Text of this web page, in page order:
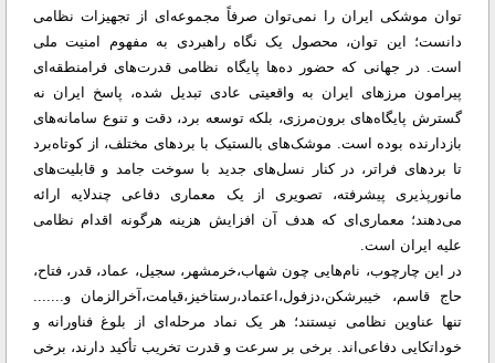
توان موشکی ایران را نمی‌توان صرفاً مجموعه‌ای از تجهیزات نظامی
دانست؛ این توان، محصول یک نگاه راهبردی به مفهوم امنیت ملی
است. در جهانی که حضور ده‌ها پایگاه نظامی قدرت‌های فرامنطقه‌ای
پیرامون مرزهای ایران به واقعیتی عادی تبدیل شده، پاسخ ایران نه
گسترش پایگاه‌های برون‌مرزی، بلکه توسعه برد، دقت و تنوع سامانه‌های
بازدارنده بوده است. موشک‌های بالستیک با بردهای مختلف، از کوتاه‌برد
تا بردهای فراتر، در کنار نسل‌های جدید با سوخت جامد و قابلیت‌های
مانورپذیری پیشرفته، تصویری از یک معماری دفاعی چندلایه ارائه
می‌دهند؛ معماری‌ای که هدف آن افزایش هزینه هرگونه اقدام نظامی
علیه ایران است.
در این چارچوب، نام‌هایی چون شهاب،خرمشهر، سجیل، عماد، قدر، فتاح،
حاج قاسم، خیبرشکن،دزفول،اعتماد،رستاخیز،قیامت،آخرالزمان و.......
تنها عناوین نظامی نیستند؛ هر یک نماد مرحله‌ای از بلوغ فناورانه و
خوداتکایی دفاعی‌اند. برخی بر سرعت و قدرت تخریب تأکید دارند، برخی